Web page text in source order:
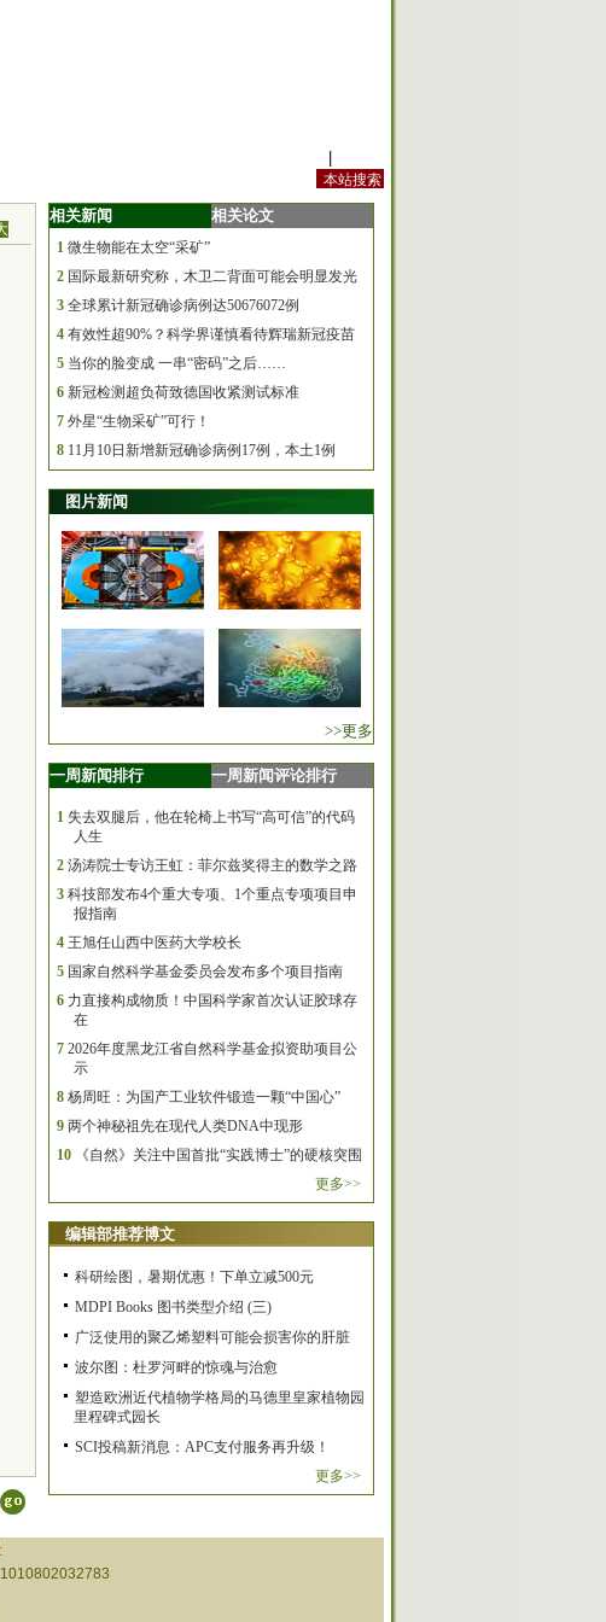
相关新闻 相关论文
1 微生物能在太空“采矿”
2 国际最新研究称，木卫二背面可能会明显发光
3 全球累计新冠确诊病例达50676072例
4 有效性超90%？科学界谨慎看待辉瑞新冠疫苗
5 当你的脸变成 一串“密码”之后……
6 新冠检测超负荷致德国收紧测试标准
7 外星“生物采矿”可行！
8 11月10日新增新冠确诊病例17例，本土1例
图片新闻
>>更多
一周新闻排行 一周新闻评论排行
1 失去双腿后，他在轮椅上书写“高可信”的代码
人生
2 汤涛院士专访王虹：菲尔兹奖得主的数学之路
3 科技部发布4个重大专项、1个重点专项项目申
报指南
4 王旭任山西中医药大学校长
5 国家自然科学基金委员会发布多个项目指南
6 力直接构成物质！中国科学家首次认证胶球存
在
7 2026年度黑龙江省自然科学基金拟资助项目公
示
8 杨周旺：为国产工业软件锻造一颗“中国心”
9 两个神秘祖先在现代人类DNA中现形
10
《自然》关注中国首批“实践博士”的硬核突围
更多>>
编辑部推荐博文
科研绘图，暑期优惠！下单立减500元
MDPI Books 图书类型介绍 (三)
广泛使用的聚乙烯塑料可能会损害你的肝脏
波尔图：杜罗河畔的惊魂与治愈
塑造欧洲近代植物学格局的马德里皇家植物园
里程碑式园长
SCI投稿新消息：APC支付服务再升级！
更多>>